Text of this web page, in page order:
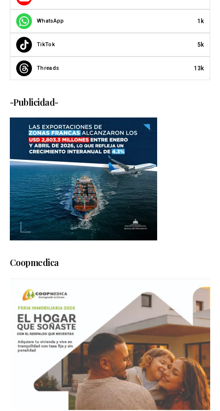
WhatsApp 1k
TikTok 5k
Threads 13k
-Publicidad-
Coopmedica